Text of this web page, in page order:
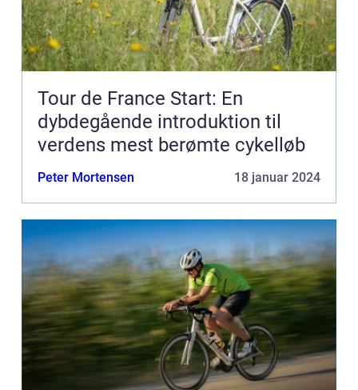
Tour de France Start: En
dybdegående introduktion til
verdens mest berømte cykelløb
Peter Mortensen 18 januar 2024